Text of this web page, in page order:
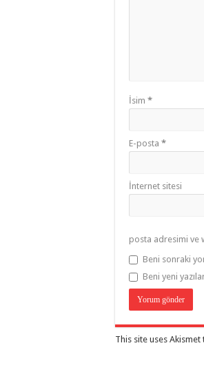
İsim *
E-posta *
İnternet sitesi
posta adresimi ve
Beni sonraki
Beni yeni
This site uses